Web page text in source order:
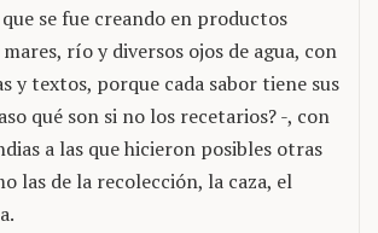
se fue creando en productos
río y diversos ojos de agua, con
y textos, porque cada sabor tiene sus
qué son si no los recetarios? -, con
a las que hicieron posibles otras
las de la recolección, la caza, el